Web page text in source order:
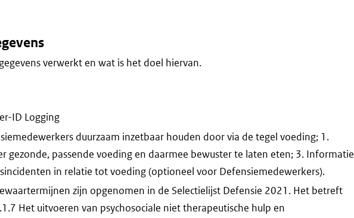
verwerkt en wat is het doel hiervan.
ID Logging
duurzaam inzetbaar houden door via de tegel voeding; 1.
gezonde, passende voeding en daarmee bewuster te laten eten; 3. Informatie
in relatie tot voeding (optioneel voor Defensiemedewerkers).
zijn opgenomen in de Selectielijst Defensie 2021. Het betreft
Het uitvoeren van psychosociale niet therapeutische hulp en